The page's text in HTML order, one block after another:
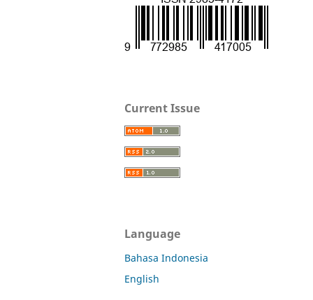
Current Issue
Language
Bahasa Indonesia
English